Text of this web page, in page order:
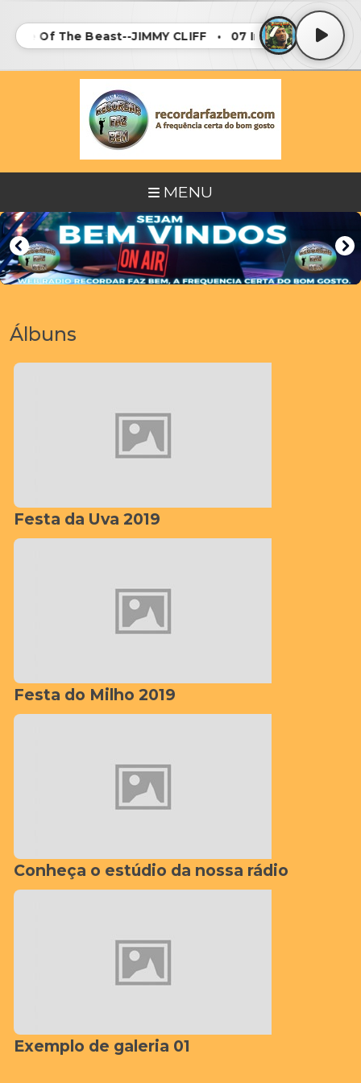
Of The Beast--JIMMY CLIFF • 07 Image Of The
MENU
Álbuns
Festa da Uva 2019
Festa do Milho 2019
Conheça o estúdio da nossa rádio
Exemplo de galeria 01